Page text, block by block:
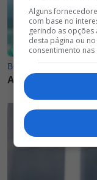
Alguns
com base no
gerindo as
desta página ou
consentimento